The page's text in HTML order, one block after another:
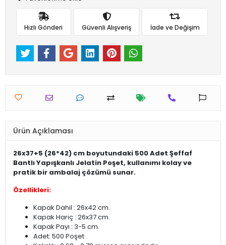
Hızlı Gönderi Güvenli Alışveriş İade ve Değişim
Ürün Açıklaması
26x37+5 (26*42) cm boyutundaki 500 Adet Şeffaf
Bantlı Yapışkanlı Jelatin Poşet, kullanımı kolay ve
pratik bir ambalaj çözümü sunar.
Özellikleri:
Kapak Dahil : 26x42 cm.
Kapak Hariç : 26x37 cm.
Kapak Payı : 3-5 cm.
Adet: 500 Poşet